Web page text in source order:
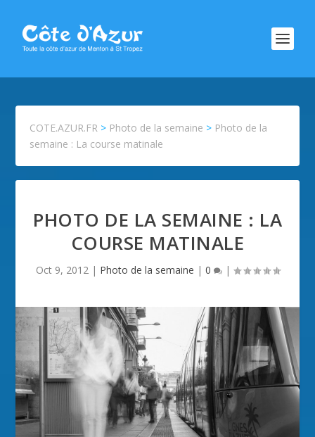
COTE.AZUR.FR > Photo de la semaine > Photo de la
semaine : La course matinale
PHOTO DE LA SEMAINE : LA
COURSE MATINALE
Oct 9, 2012| Photo de la semaine | 0 |